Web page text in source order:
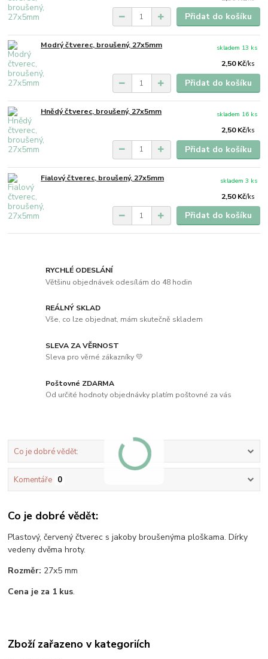
Přidat do košíku
Modrý čtverec, broušený, 27x5mm
2,50 Kč/ks
skladem 13 ks
Přidat do košíku
Hnědý čtverec, broušený, 27x5mm
2,50 Kč/ks
skladem 16 ks
Přidat do košíku
Fialový čtverec, broušený, 27x5mm
2,50 Kč/ks
skladem 3 ks
Přidat do košíku
RYCHLÉ ODESLÁNÍ
Většinu objednávek odesílám do 48 hodin
REÁLNÝ SKLAD
Vše, co lze objednat, mám skutečně skladem
SLEVA ZA VĚRNOST
Sleva pro věrné zákazníky 💛
Poštovné ZDARMA
Od určité hodnoty objednávky platím poštovné za vás
Co je dobré vědět:
Komentáře 0
Co je dobré vědět:
Plastový, červený čtverec s jakoby broušenýma ploškama. Dírky
vedeny dvěma hroty.
Rozměr: 27x5 mm
Cena je za 1 kus.
Zboží zařazeno v kategoriích